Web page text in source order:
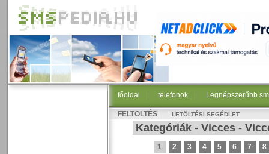
főoldal telefonok Legnépszerűbb
FELTÖLTÉS LETÖLTÉSI SEGÉDLET
Kategóriák - Vicces -
1 2 3 4 5 6 7 8